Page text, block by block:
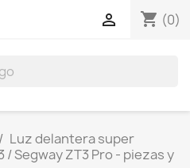
shopping_cart (0)

Luz delantera super
Segway ZT3 Pro - piezas y